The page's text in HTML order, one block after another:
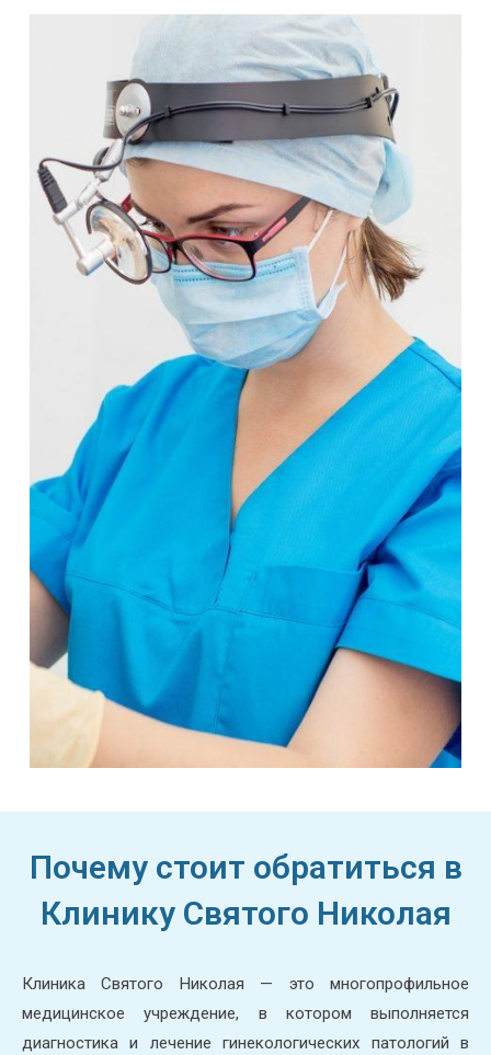
Почему стоит обратиться в
Клинику Святого Николая
Клиника Святого Николая — это многопрофильное
медицинское учреждение, в котором выполняется
диагностика и лечение гинекологических патологий в